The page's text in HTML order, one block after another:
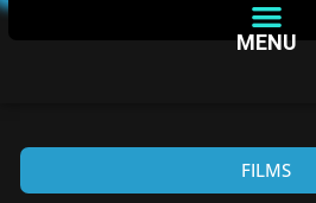
MENU
FILMS